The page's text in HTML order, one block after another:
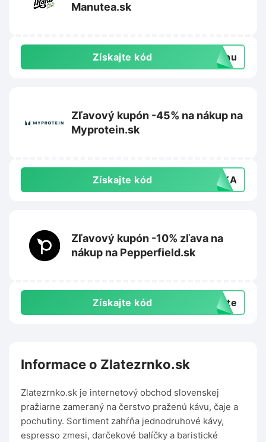
Manutea.sk
Získajte kód manu
Zľavový kupón -45% na nákup na
Myprotein.sk
Získajte kód AVKA
Zľavový kupón -10% zľava na
nákup na Pepperfield.sk
Získajte kód exte
Informace o Zlatezrnko.sk
Zlatezrnko.sk je internetový obchod slovenskej
pražiarne zameraný na čerstvo praženú kávu, čaje a
pochutiny. Sortiment zahŕňa jednodruhové kávy,
espresso zmesi, darčekové balíčky a baristické